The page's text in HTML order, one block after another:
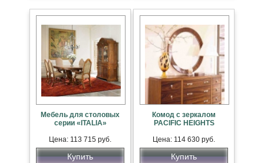
Мебель для столовых
серии «ITALIA»
Цена: 113 715 руб.
Купить
Комод с зеркалом
PACIFIC HEIGHTS
Цена: 114 630 руб.
Купить